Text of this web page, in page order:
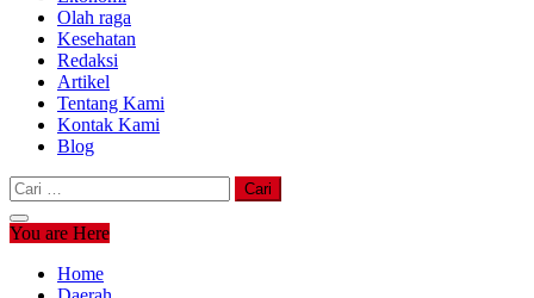
Olah raga
Kesehatan
Redaksi
Artikel
Tentang Kami
Kontak Kami
Blog
Cari
untuk:
You are Here
Home